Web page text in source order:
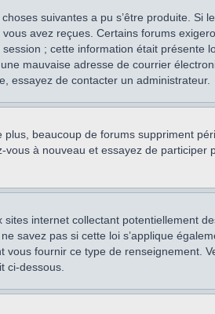
suivantes a pu s’être produite. Si
avez reçues. Certains forums
; cette information était présente
mauvaise adresse de courrier
essayez de contacter un administrateur.
beaucoup de forums suppriment
à nouveau et essayez de participer
internet collectant potentiellement
savez pas si cette loi s’applique
fournir ce type de renseignement.
ci-dessous.